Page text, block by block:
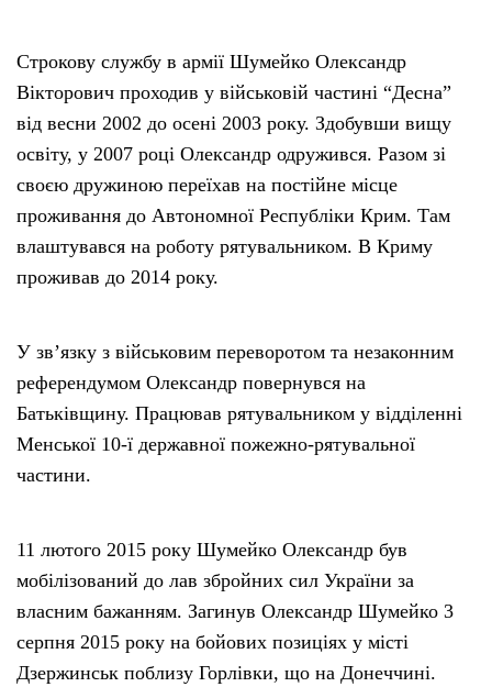
Строкову службу в армії Шумейко Олександр
Вікторович проходив у військовій частині “Десна”
від весни 2002 до осені 2003 року. Здобувши вищу
освіту, у 2007 році Олександр одружився. Разом зі
своєю дружиною переїхав на постійне місце
проживання до Автономної Республіки Крим. Там
влаштувався на роботу рятувальником. В Криму
проживав до 2014 року.
У зв’язку з військовим переворотом та незаконним
референдумом Олександр повернувся на
Батьківщину. Працював рятувальником у відділенні
Менської 10-ї державної пожежно-рятувальної
частини.
11 лютого 2015 року Шумейко Олександр був
мобілізований до лав збройних сил України за
власним бажанням. Загинув Олександр Шумейко 3
серпня 2015 року на бойових позиціях у місті
Дзержинськ поблизу Горлівки, що на Донеччині.